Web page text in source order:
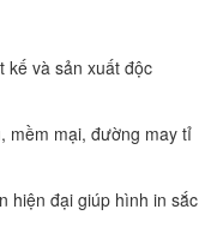
kế và sản xuất độc
mềm mại, đường may tỉ
hiện đại giúp hình in sắc